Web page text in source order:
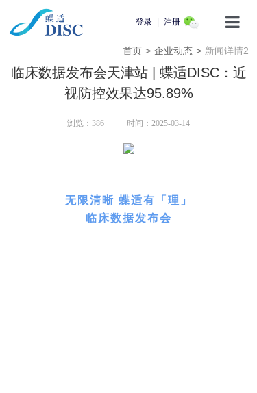
首页
登录 注册
临床数据发布会天津站 | 蝶适DISC：近
视防控效果达95.89%
浏览： 386 时间：2025-03-14
无限清晰 蝶适有「理」
临床数据发布会
首页 > 企业动态 > 新闻详情2